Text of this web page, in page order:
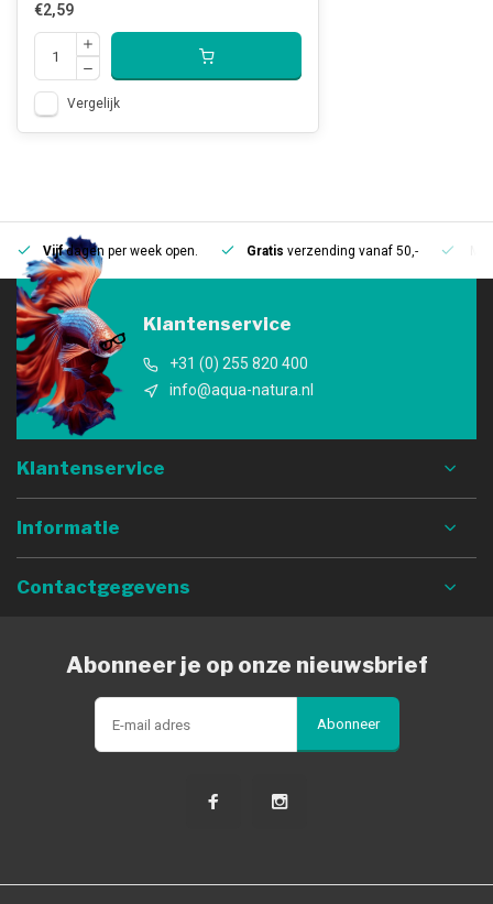
€2,59
Vergelijk
Vijfdagen per week open. Gratis verzending vanaf 50,-
Klantenservice
+31 (0) 255 820 400
info@aqua-natura.nl
Klantenservice
Informatie
Contactgegevens
Abonneer je op onze nieuwsbrief
Abonneer